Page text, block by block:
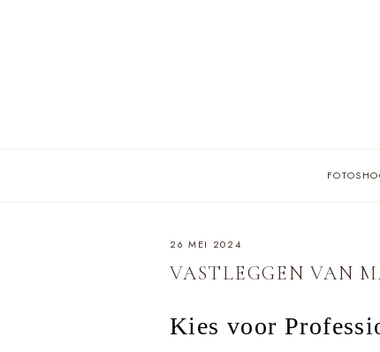
26 MEI 2024
VASTLEGGEN VAN
Kies voor